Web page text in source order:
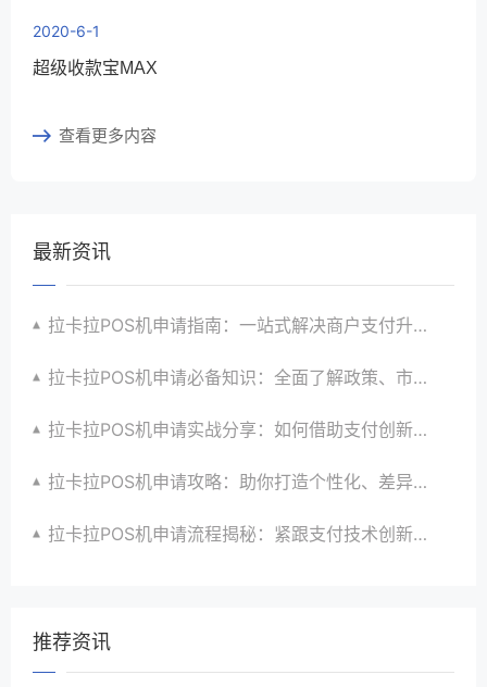
2020-6-1
超级收款宝MAX
查看更多内容
最新资讯
拉卡拉POS机申请指南：一站式解决商户支付升级、智能化与创新需求
拉卡拉POS机申请必备知识：全面了解政策、市场、技术与创新趋势
拉卡拉POS机申请实战分享：如何借助支付创新技术提升商户运营效益与效率
拉卡拉POS机申请攻略：助你打造个性化、差异化支付体验以提升竞争力
拉卡拉POS机申请流程揭秘：紧跟支付技术创新步伐，抢占市场先机
推荐资讯